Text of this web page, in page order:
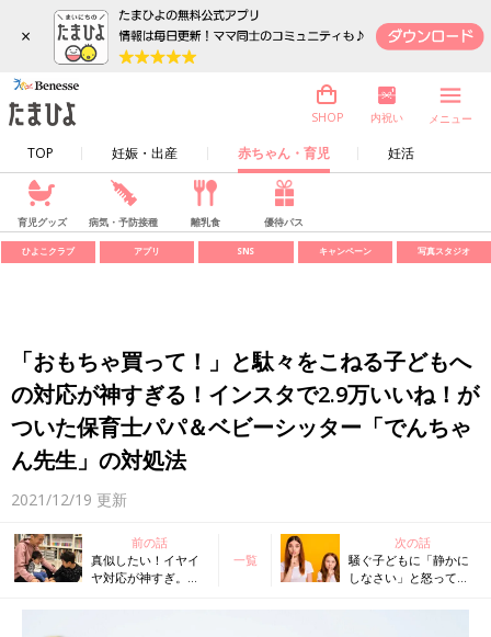
×
TOP 妊娠・出産 赤ちゃん・育児 妊活
SHOP 内祝い メニュー
育児グッズ 病気・予防接種 離乳食 優待パス
ひよこクラブ アプリ SNS キャンペーン 写真スタジオ
「おもちゃ買って！」と駄々をこねる子どもへ
の対応が神すぎる！インスタで2.9万いいね！が
ついた保育士パパ＆ベビーシッター「でんちゃ
ん先生」の対処法
2021/12/19 更新
前の話
真似したい！イヤイ
ヤ対応が神すぎ。フ
一覧
次の話
騒ぐ子どもに「静かに
しなさい」と怒っても
前!? 保育士パパ＆ベ